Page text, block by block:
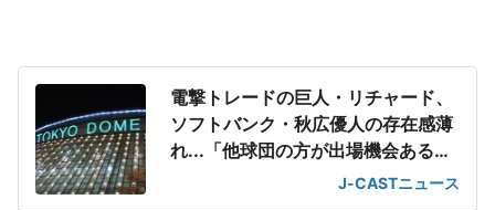
電撃トレードの巨人・リチャード、
ソフトバンク・秋広優人の存在感薄
れ...「他球団の方が出場機会ある」
J-CASTニュース